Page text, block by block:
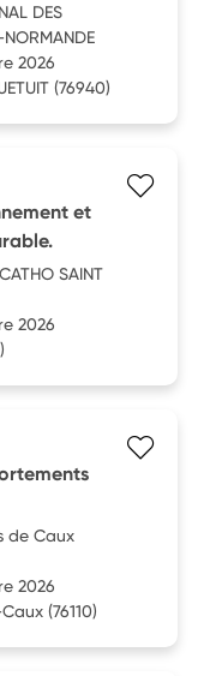
DES
NORMANDE
2026
(76940)
et
SAINT
2026
de Caux
2026
(76110)